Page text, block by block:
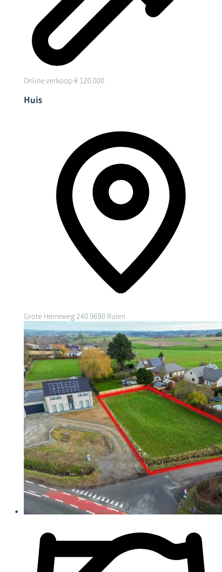
Online verkoop € 120.000
Huis
Grote Herreweg 240 9690 Ruien